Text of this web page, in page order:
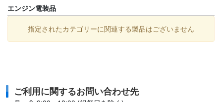
エンジン電装品
指定されたカテゴリーに関連する製品はございません
ご利用に関するお問い合わせ先